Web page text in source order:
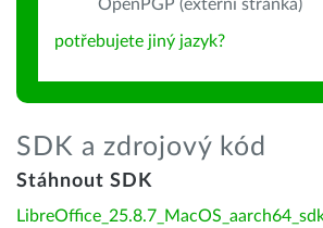
OpenPGP (externí stránka)
potřebujete jiný jazyk?
SDK a zdrojový kód
Stáhnout SDK